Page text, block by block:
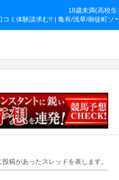
18歳未満(高校
ミ体験談求む!! | 亀有/浅草/御徒町ソ
稿があったスレッドを表します。